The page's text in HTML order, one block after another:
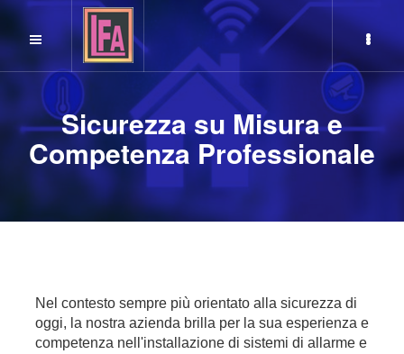
Sicurezza su Misura e
Competenza Professionale
Nel contesto sempre più orientato alla sicurezza di
oggi, la nostra azienda brilla per la sua esperienza e
competenza nell'installazione di sistemi di allarme e